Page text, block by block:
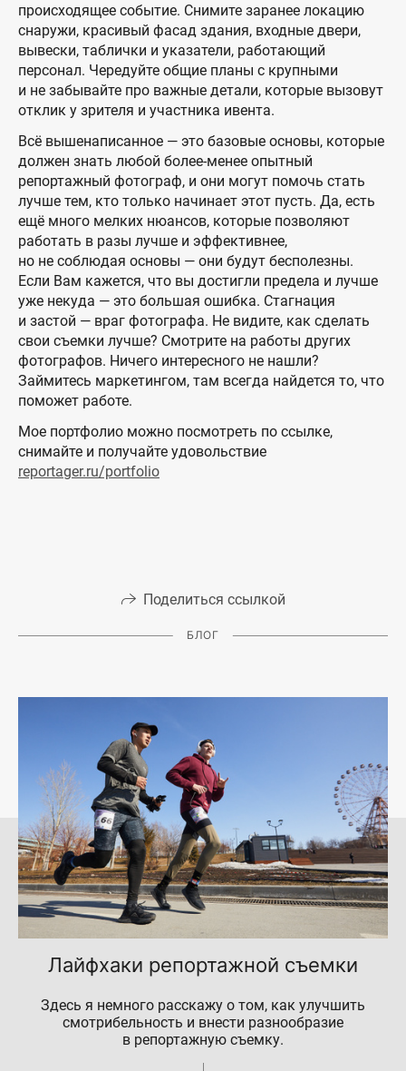
происходящее событие. Снимите заранее локацию
снаружи, красивый фасад здания, входные двери,
вывески, таблички и указатели, работающий
персонал. Чередуйте общие планы с крупными
и не забывайте про важные детали, которые вызовут
отклик у зрителя и участника ивента.
Всё вышенаписанное — это базовые основы, которые
должен знать любой более-менее опытный
репортажный фотограф, и они могут помочь стать
лучше тем, кто только начинает этот пусть. Да, есть
ещё много мелких нюансов, которые позволяют
работать в разы лучше и эффективнее,
но не соблюдая основы — они будут бесполезны.
Если Вам кажется, что вы достигли предела и лучше
уже некуда — это большая ошибка. Стагнация
и застой — враг фотографа. Не видите, как сделать
свои съемки лучше? Смотрите на работы других
фотографов. Ничего интересного не нашли?
Займитесь маркетингом, там всегда найдется то, что
поможет работе.
Мое портфолио можно посмотреть по ссылке,
снимайте и получайте удовольствие
reportager.ru/portfolio
Поделиться ссылкой
БЛОГ
Лайфхаки репортажной съемки
Здесь я немного расскажу о том, как улучшить
смотрибельность и внести разнообразие
в репортажную съемку.